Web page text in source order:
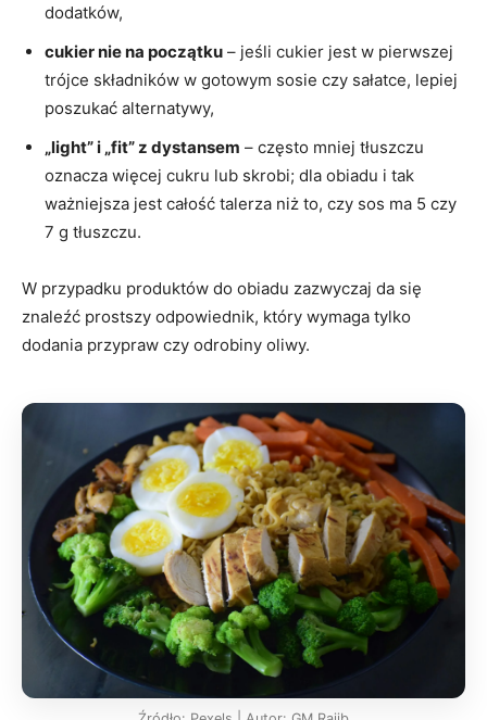
dodatków,
cukier nie na początku – jeśli cukier jest w pierwszej
trójce składników w gotowym sosie czy sałatce, lepiej
poszukać alternatywy,
„light” i „fit” z dystansem – często mniej tłuszczu
oznacza więcej cukru lub skrobi; dla obiadu i tak
ważniejsza jest całość talerza niż to, czy sos ma 5 czy
7 g tłuszczu.
W przypadku produktów do obiadu zazwyczaj da się
znaleźć prostszy odpowiednik, który wymaga tylko
dodania przypraw czy odrobiny oliwy.